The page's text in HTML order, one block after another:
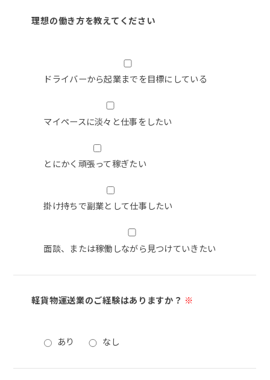
理想の働き方を教えてください
ドライバーから起業までを目標にしている
マイペースに淡々と仕事をしたい
とにかく頑張って稼ぎたい
掛け持ちで副業として仕事したい
面談、または稼働しながら見つけていきたい
軽貨物運送業のご経験はありますか？ ※
あり なし